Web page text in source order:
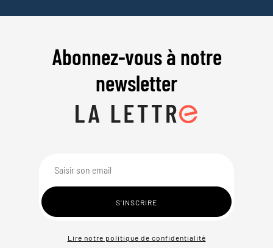
Abonnez-vous à notre
newsletter
Lire notre politique de confidentialité